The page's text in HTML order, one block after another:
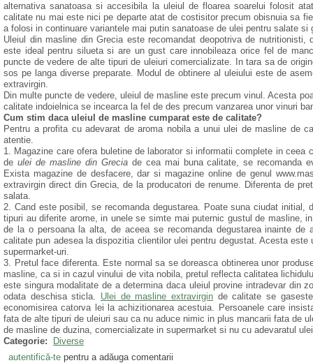
alternativa sanatoasa si accesibila la uleiul de floarea soarelui folosit
calitate nu mai este nici pe departe atat de costisitor precum obisnuia sa
a folosi in continuare variantele mai putin sanatoase de ulei pentru salate si
Uleiul din masline din Grecia este recomandat deopotriva de
este ideal pentru silueta si are un gust care innobileaza orice fel de
puncte de vedere de alte tipuri de uleiuri comercializate. In tara sa de
sos pe langa diverse preparate. Modul de obtinere al uleiului este de
extravirgin.
Din multe puncte de vedere, uleiul de masline este precum vinul. Acesta
calitate indoielnica se incearca la fel de des precum vanzarea unor vinuri
Cum stim daca uleiul de masline cumparat este de calitate?
Pentru a profita cu adevarat de aroma nobila a unui ulei de masline de
atentie.
1. Magazine care ofera buletine de laborator si informatii complete in
de ulei de masline din Greciade cea mai buna calitate, se recomanda
Exista magazine de desfacere, dar si magazine online de genul
extravirgin direct din Grecia, de la producatori de renume. Diferenta de
salata.
2. Cand este posibil, se recomanda degustarea. Poate suna ciudat
tipuri au diferite arome, in unele se simte mai puternic gustul de masline,
de la o persoana la alta, de aceea se recomanda degustarea inainte de
calitate pun adesea la dispozitia clientilor ulei pentru degustat. Acesta
supermarket-uri.
3. Pretul face diferenta. Este normal sa se doreasca obtinerea unor
masline, ca si in cazul vinului de vita nobila, pretul reflecta calitatea
este singura modalitate de a determina daca uleiul provine intradevar din
odata deschisa sticla. Ulei de masline extravirginde calitate se
economisirea catorva lei la achizitionarea acestuia. Persoanele care
fata de alte tipuri de uleiuri sau ca nu aduce nimic in plus mancarii fata de
de masline de duzina, comercializate in supermarket si nu cu adevaratul
Categorie:
Diverse
autentifică-tepentru a adăuga comentarii